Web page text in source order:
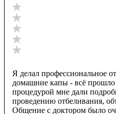
Я делал профессиональное
домашние капы - всё прошло
процедурой мне дали
проведению отбеливания,
Общение с доктором было